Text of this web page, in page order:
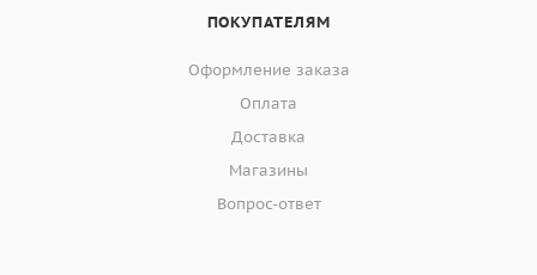
ПОКУПАТЕЛЯМ
Оформление заказа
Оплата
Доставка
Магазины
Вопрос-ответ